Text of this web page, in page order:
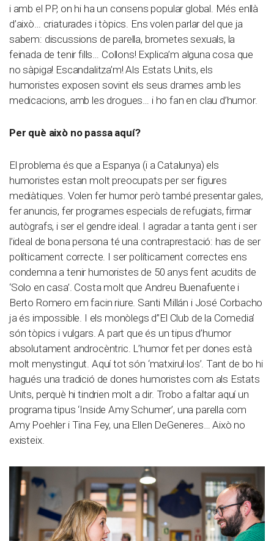
i amb el PP, on hi ha un consens popular global. Més enllà
d’això… criaturades i tòpics. Ens volen parlar del que ja
sabem: discussions de parella, brometes sexuals, la
feinada de tenir fills… Collons! Explica’m alguna cosa que
no sàpiga! Escandalitza’m! Als Estats Units, els
humoristes exposen sovint els seus drames amb les
medicacions, amb les drogues… i ho fan en clau d’humor.
Per què això no passa aquí?
El problema és que a Espanya (i a Catalunya) els
humoristes estan molt preocupats per ser figures
mediàtiques. Volen fer humor però també presentar gales,
fer anuncis, fer programes especials de refugiats, firmar
autògrafs, i ser el gendre ideal. I agradar a tanta gent i ser
l’ideal de bona persona té una contraprestació: has de ser
políticament correcte. I ser políticament correctes ens
condemna a tenir humoristes de 50 anys fent acudits de
‘Solo en casa’. Costa molt que Andreu Buenafuente i
Berto Romero em facin riure. Santi Millán i José Corbacho
ja és impossible. I els monòlegs d”El Club de la Comedia’
són tòpics i vulgars. A part que és un tipus d’humor
absolutament androcèntric. L’humor fet per dones està
molt menystingut. Aquí tot són ‘matxirul·los’. Tant de bo hi
hagués una tradició de dones humoristes com als Estats
Units, perquè hi tindrien molt a dir. Trobo a faltar aquí un
programa tipus ‘Inside Amy Schumer’, una parella com
Amy Poehler i Tina Fey, una Ellen DeGeneres… Això no
existeix.